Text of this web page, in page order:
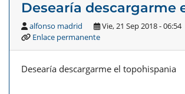
Desearía descargarme
alfonso madrid
Vie, 21 Sep 2018 - 06:54
Enlace permanente
Desearía descargarme el topohispania